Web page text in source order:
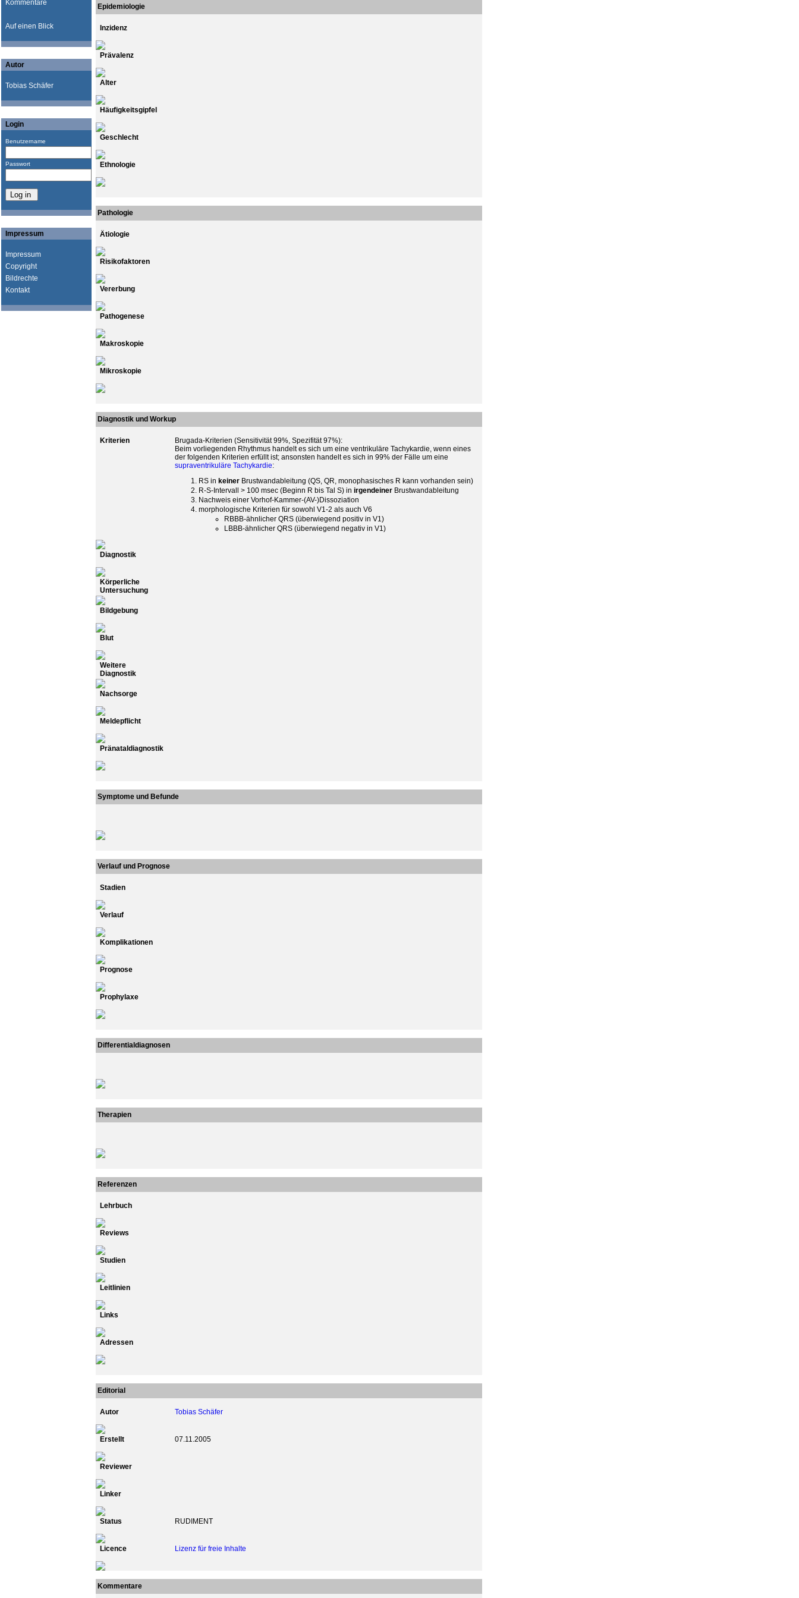
Kommentare
Auf einen Blick
Autor
Tobias Schäfer
Login
Benutzername
Passwort
Impressum
Impressum
Copyright
Bildrechte
Kontakt
Epidemiologie
Inzidenz
Prävalenz
Alter
Häufigkeitsgipfel
Geschlecht
Ethnologie
Pathologie
Ätiologie
Risikofaktoren
Vererbung
Pathogenese
Makroskopie
Mikroskopie
Diagnostik und Workup
Kriterien
Brugada-Kriterien (Sensitivität 99%, Spezifität 97%):
Beim vorliegenden Rhythmus handelt es sich um eine ventrikuläre Tachykardie, wenn eines
der folgenden Kriterien erfüllt ist; ansonsten handelt es sich in 99% der Fälle um eine
supraventrikuläre Tachykardie:
RS in keiner Brustwandableitung (QS, QR, monophasisches R kann vorhanden sein)
R-S-Intervall > 100 msec (Beginn R bis Tal S) in irgendeiner Brustwandableitung
Nachweis einer Vorhof-Kammer-(AV-)Dissoziation
morphologische Kriterien für sowohl V1-2 als auch V6
RBBB-ähnlicher QRS (überwiegend positiv in V1)
LBBB-ähnlicher QRS (überwiegend negativ in V1)
Diagnostik
Körperliche
Untersuchung
Bildgebung
Blut
Weitere
Diagnostik
Nachsorge
Meldepflicht
Pränataldiagnostik
Symptome und Befunde
Verlauf und Prognose
Stadien
Verlauf
Komplikationen
Prognose
Prophylaxe
Differentialdiagnosen
Therapien
Referenzen
Lehrbuch
Reviews
Studien
Leitlinien
Links
Adressen
Editorial
Autor Tobias Schäfer
Erstellt 07.11.2005
Reviewer
Linker
Status RUDIMENT
Licence Lizenz für freie Inhalte
Kommentare